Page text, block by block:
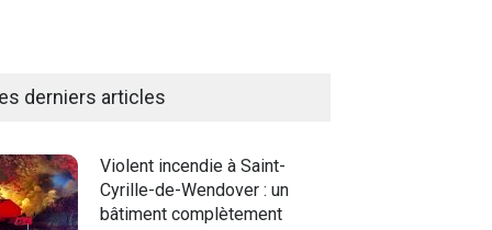
derniers articles
Violent incendie à Saint-
Cyrille-de-Wendover : un
bâtiment complètement